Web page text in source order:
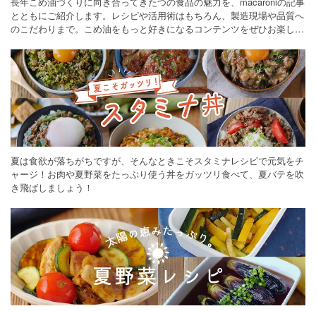
とともにご紹介します。レシピや活用術はもちろん、製造現場や品質へ
のこだわりまで。こめ油をもっと好きになるコンテンツをぜひお楽しみ
夏は食欲が落ちがちですが、そんなときこそスタミナレシピで元気をチ
ャージ！お肉や夏野菜をたっぷり使う丼をガッツリ食べて、夏バテを吹
き飛ばしましょう！